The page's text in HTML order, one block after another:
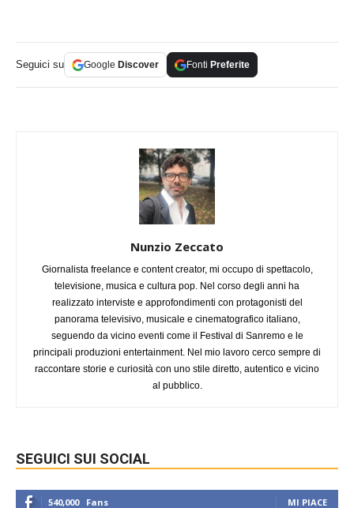
Seguici su Google Discover Fonti Preferite
Nunzio Zeccato
Giornalista freelance e content creator, mi occupo di spettacolo,
televisione, musica e cultura pop. Nel corso degli anni ha
realizzato interviste e approfondimenti con protagonisti del
panorama televisivo, musicale e cinematografico italiano,
seguendo da vicino eventi come il Festival di Sanremo e le
principali produzioni entertainment. Nel mio lavoro cerco sempre di
raccontare storie e curiosità con uno stile diretto, autentico e vicino
al pubblico.
SEGUICI SUI SOCIAL
540,000 Fans MI PIACE